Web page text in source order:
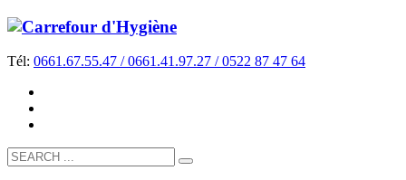
Tél: 0661.67.55.47 / 0661.41.97.27 / 0522 87 47 64